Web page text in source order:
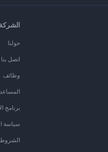
الشركة
حولنا
اتصل بنا
وظائف
برنامج
سياسة
الشروط